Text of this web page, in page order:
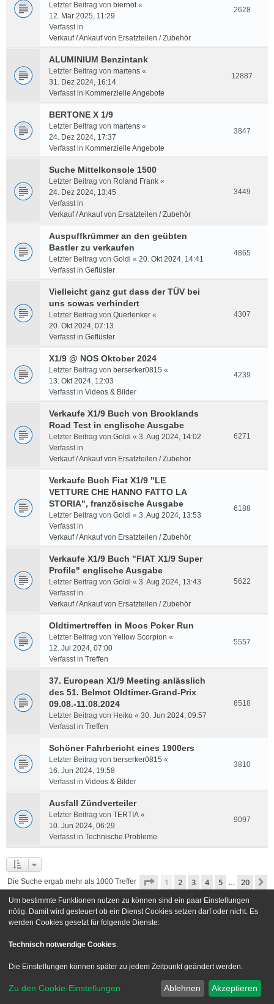
Letzter Beitrag von biernot«
12. Mär 2025, 11:29
Verfasst in
Verkauf / Ankauf von Ersatzteilen / Zubehör
2628
ALUMINIUM Benzintank
Letzter Beitrag von martens «
31. Dez 2024, 16:14
Verfasst in Kommerzielle Angebote
12887
BERTONE X 1/9
Letzter Beitrag von martens «
24. Dez 2024, 17:37
Verfasst in Kommerzielle Angebote
3847
Suche Mittelkonsole 1500
Letzter Beitrag von Roland Frank «
24. Dez 2024, 13:45
Verfasst in
Verkauf / Ankauf von Ersatzteilen / Zubehör
3449
Auspuffkrümmer an den geübten
Bastler zu verkaufen
Letzter Beitrag von Goldi « 20. Okt 2024, 14:41
Verfasst in Geflüster
4865
Vielleicht ganz gut dass der TÜV bei
uns sowas verhindert
Letzter Beitrag von Querlenker «
20. Okt 2024, 07:13
Verfasst in Geflüster
4307
X1/9 @ NOS Oktober 2024
Letzter Beitrag von berserker0815 «
13. Okt 2024, 12:03
Verfasst in Videos & Bilder
4239
Verkaufe X1/9 Buch von Brooklands
Road Test in englische Ausgabe
Letzter Beitrag von Goldi « 3. Aug 2024, 14:02
Verfasst in
Verkauf / Ankauf von Ersatzteilen / Zubehör
6271
Verkaufe Buch Fiat X1/9 "LE
VETTURE CHE HANNO FATTO LA
STORIA", französische Ausgabe
Letzter Beitrag von Goldi « 3. Aug 2024, 13:53
Verfasst in
Verkauf / Ankauf von Ersatzteilen / Zubehör
6188
Verkaufe X1/9 Buch "FIAT X1/9 Super
Profile" englische Ausgabe
Letzter Beitrag von Goldi « 3. Aug 2024, 13:43
Verfasst in
Verkauf / Ankauf von Ersatzteilen / Zubehör
5622
Oldtimertreffen in Moos Poker Run
Letzter Beitrag von Yellow Scorpion «
12. Jul 2024, 07:00
Verfasst in Treffen
5557
37. European X1/9 Meeting anlässlich
des 51. Belmot Oldtimer-Grand-Prix
09.08.-11.08.2024
Letzter Beitrag von Heiko « 30. Jun 2024, 09:57
Verfasst in Treffen
6518
Schöner Fahrbericht eines 1900ers
Letzter Beitrag von berserker0815 «
16. Jun 2024, 19:58
Verfasst in Videos & Bilder
3810
Ausfall Zündverteiler
Letzter Beitrag von TERTIA «
10. Jun 2024, 06:29
Verfasst in Technische Probleme
9097
Die Suche ergab mehr als 1000 Treffer Seite 1von 20
1 2 3 4 5 … 20
Gehe zu
Foren-Übersicht Kontakt
Powered byphpBB® Forum Software © phpBB Limited
Style we_universal created byINVENTEA
nextgen
Um bestimmte Funktionen nutzen zu können sind ein paar Einstellungen
nötig. Damit wird gesteuert ob ein Dienst Cookies setzen darf oder nicht. Es
werden Cookies gesetzt für folgende Dienste:
Technisch notwendige Cookies.
Die Einstellungen können später zu jedem Zeitpunkt geändert werden.
Zu den Cookie-Einstellungen Ablehnen Akzeptieren